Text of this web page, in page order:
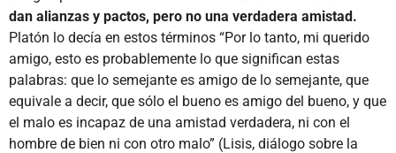
dan alianzas y pactos, pero no una verdadera amistad.
Platón lo decía en estos términos “Por lo tanto, mi querido
amigo, esto es probablemente lo que significan estas
palabras: que lo semejante es amigo de lo semejante, que
equivale a decir, que sólo el bueno es amigo del bueno, y que
el malo es incapaz de una amistad verdadera, ni con el
hombre de bien ni con otro malo” (Lisis, diálogo sobre la